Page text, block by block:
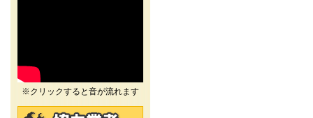
※クリックすると音が流れます